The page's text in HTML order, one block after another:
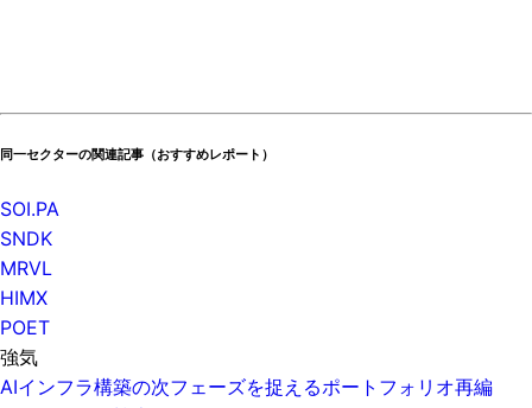
同一セクターの関連記事（おすすめレポート）
SOI.PA
SNDK
MRVL
HIMX
POET
強気
AIインフラ構築の次フェーズを捉えるポートフォリオ再編